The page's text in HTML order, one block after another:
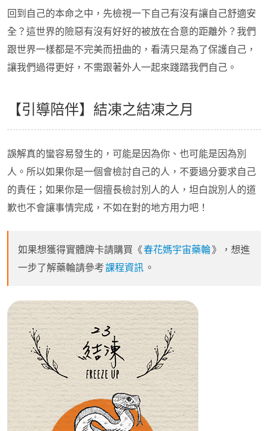
回到自己的本命之中，先檢視一下自己有沒有讓自己舒適安
全？這世界的險惡有沒有好好的被放在合意的距離外？我們
跟世界一樣都是不完美而扭曲的，看清只是為了保護自己，
讓我們過得更好，不需跟著外人一起來踐踏我們自己。
【引導陪伴】結凍之結凍之月
誤解真的蠻容易發生的，可能是因為你、也可能是因為別
人。所以如果你是一個會檢討自己的人，不要過分要求自己
的責任；如果你是一個擅長檢討別人的人，坦白說別人的道
歉也不會讓事情完成，不如在對的地方用力吧！
如果想獲得實體牌卡請購買《春花媽宇宙藥輪》，想進
一步了解藥輪請參考課程資訊 。